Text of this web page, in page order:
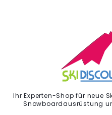
Ihr Experten-Shop für neue
Snowboardausrüstung